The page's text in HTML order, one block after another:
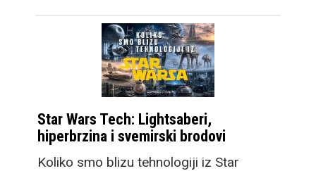
Star Wars Tech: Lightsaberi,
hiperbrzina i svemirski brodovi
Koliko smo blizu tehnologiji iz Star